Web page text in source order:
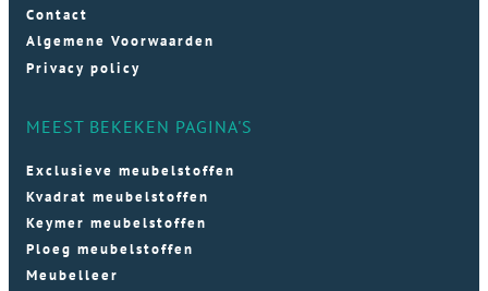
Contact
Algemene Voorwaarden
Privacy policy
MEEST BEKEKEN PAGINA'S
Exclusieve meubelstoffen
Kvadrat meubelstoffen
Keymer meubelstoffen
Ploeg meubelstoffen
Meubelleer